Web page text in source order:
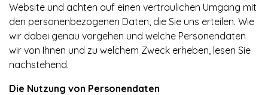
Website und achten auf einen vertraulichen Umgang mit
den personenbezogenen Daten, die Sie uns erteilen. Wie
wir dabei genau vorgehen und welche Personendaten
wir von Ihnen und zu welchem Zweck erheben, lesen Sie
nachstehend.
Die Nutzung von Personendaten